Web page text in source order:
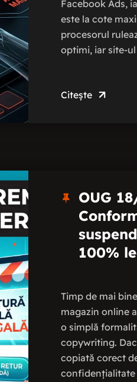
Facebook Ads,
este la cote
procesorul
optimi, iar site-
Citește
OUG
100%
Timp de mai
magazin online
o simplă
copywriting.
copiată corect
confidențialitate